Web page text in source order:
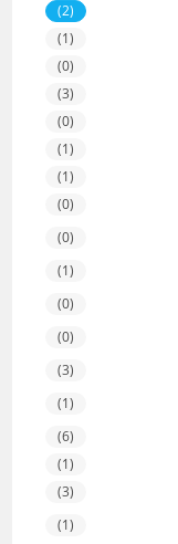
(2)
(1)
(0)
(3)
(0)
(1)
(1)
(0)
(0)
(1)
(0)
(0)
(3)
(1)
(6)
(1)
(3)
(1)